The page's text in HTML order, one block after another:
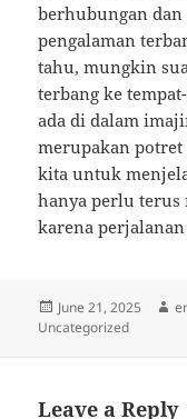
berhubungan
pengalaman
tahu, mungkin
terbang ke
ada di dalam
merupakan
kita untuk
hanya perlu terus
karena
Posted
on
June 21, 2025
Uncategorized
Leave a Reply